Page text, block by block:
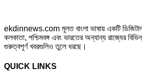
ekdinnews.com মূলত বাংলা ভাষায় একটি ডিজিটাল
কলকাতা, পশ্চিমবঙ্গ এবং ভারতের অন্যান্য রাজ্যের
গুরুত্বপূর্ণ খবরগুলিও তুলে ধরছে।
QUICK LINKS